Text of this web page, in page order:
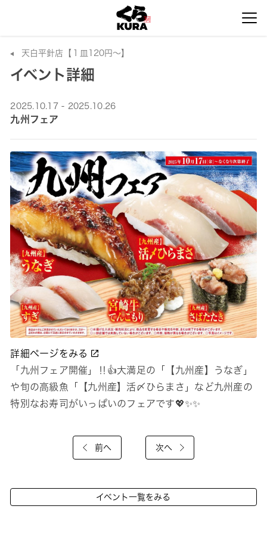
天白平針店【１皿120円～】
イベント詳細
2025.10.17 - 2025.10.26
九州フェア
詳細ページをみる
「九州フェア開催」‼👍大満足の「【九州産】うなぎ」
や旬の高級魚「【九州産】活〆ひらまさ」など九州産の
特別なお寿司がいっぱいのフェアです💖✨✨
前へ 次へ
イベント一覧をみる